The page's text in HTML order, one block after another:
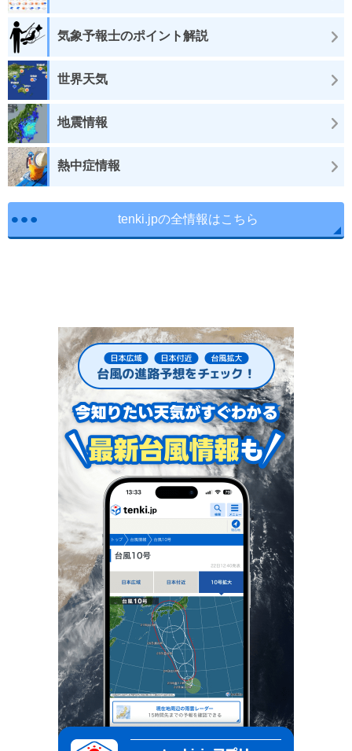
気象予報士のポイント解説
世界天気
地震情報
熱中症情報
tenki.jpの全情報はこちら